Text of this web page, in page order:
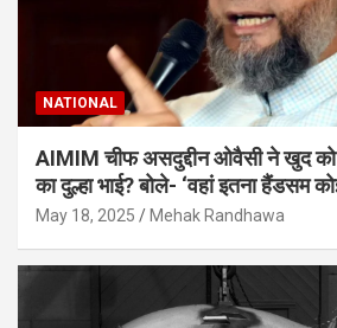
NATIONAL
AIMIM चीफ असदुद्दीन ओवैसी ने खुद को
का दुल्हा भाई? बोले- ‘वहां इतना हैंडसम
May 18, 2025 Mehak Randhawa